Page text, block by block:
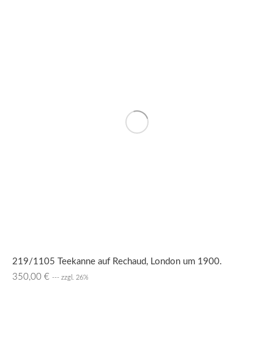
219/1105 Teekanne auf Rechaud, London um 1900.
350,00 € --- zzgl. 26%